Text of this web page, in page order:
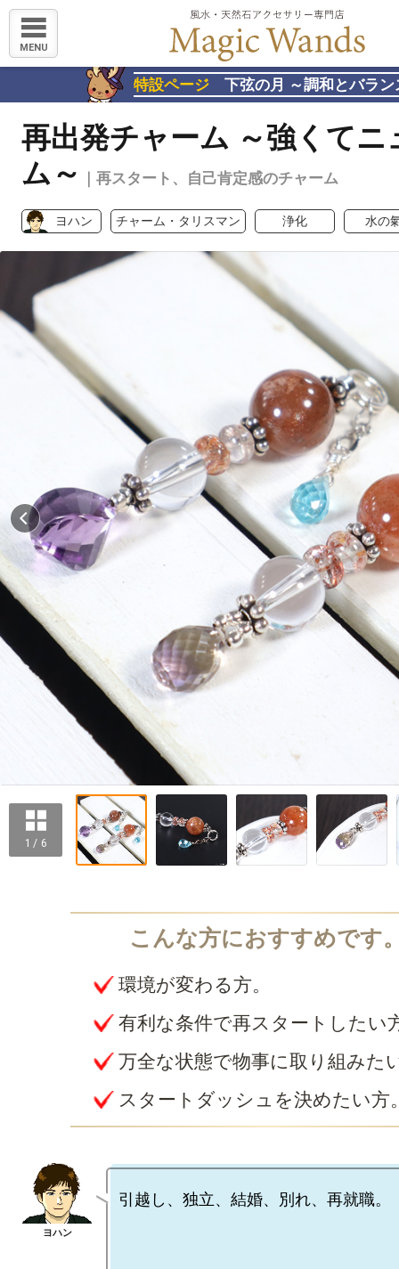
MENU
特設ページ 下弦の月 ～調和とバラン
再出発チャーム ～強くてニ
ム～
｜再スタート、自己肯定感のチャーム
ヨハン チャーム・タリスマン 浄化 水の
1 / 6
環境が変わる方。
有利な条件で再スタートしたい
万全な状態で物事に取り組みた
スタートダッシュを決めたい方
引越し、独立、結婚、別れ、再就職。